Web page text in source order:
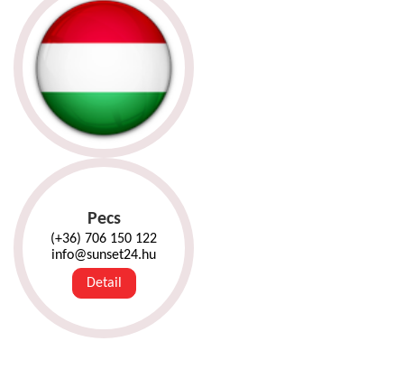
Pecs
(+36) 706 150 122
info@sunset24.hu
Detail